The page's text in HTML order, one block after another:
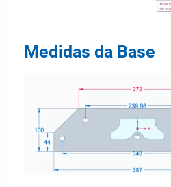
Medidas da Base